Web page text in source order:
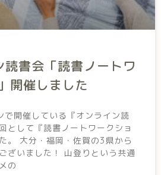
書会「読書ノートワ
開催しました
で開催している『オンライン読
として『読書ノートワークショ
。 大分・福岡・佐賀の3県から
ざいました！ 山登りという共通
の